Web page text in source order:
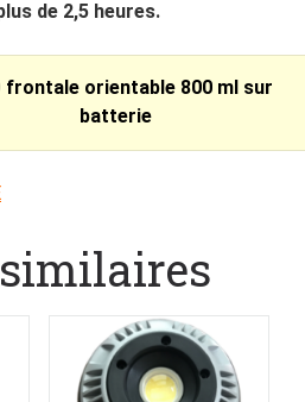
de 2,5 heures.
frontale orientable 800 ml sur
batterie